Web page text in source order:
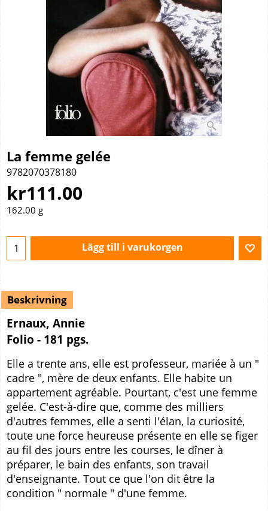
La femme gelée
9782070378180
kr111.00
162.00 g
Lägg till i varukorgen
Beskrivning
Ernaux, Annie
Folio - 181 pgs.
Elle a trente ans, elle est professeur, mariée à un "
cadre ", mère de deux enfants. Elle habite un
appartement agréable. Pourtant, c'est une femme
gelée. C'est-à-dire que, comme des milliers
d'autres femmes, elle a senti l'élan, la curiosité,
toute une force heureuse présente en elle se figer
au fil des jours entre les courses, le dîner à
préparer, le bain des enfants, son travail
d'enseignante. Tout ce que l'on dit être la
condition " normale " d'une femme.